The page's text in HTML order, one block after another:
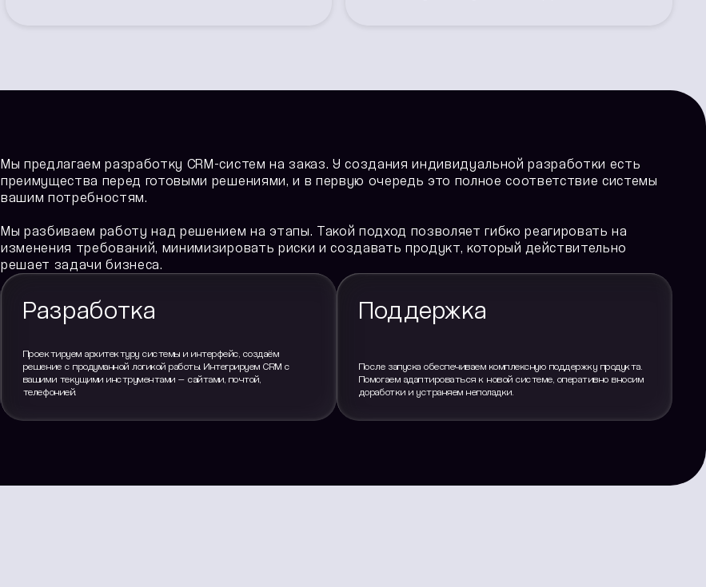
Мы предлагаем разработку CRM-систем на заказ. У создания индивидуальной разработки есть
преимущества перед готовыми решениями, и в первую очередь это полное соответствие системы
вашим потребностям.
Мы разбиваем работу над решением на этапы. Такой подход позволяет гибко реагировать на
изменения требований, минимизировать риски и создавать продукт, который действительно
решает задачи бизнеса.
Разработка
Проектируем архитектуру системы и интерфейс, создаём
решение с продуманной логикой работы. Интегрируем CRM с
вашими текущими инструментами — сайтами, почтой,
телефонией.
Поддержка
После запуска обеспечиваем комплексную поддержку продукта.
Помогаем адаптироваться к новой системе, оперативно вносим
доработки и устраняем неполадки.